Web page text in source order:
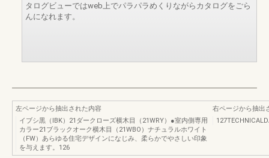
タログビューではweb上でパラパラめくりながらカタログをごら
んになれます。
左ページから抽出された内容
イブシ黒（IBK）21ダークローズ横木目（21WRY）●室内側専用
カラー21ブラックオーク横木目（21WBO）ナチュラルホワイト
（FW）あらゆる住宅デザインになじみ、柔らかでやさしい印象
を与えます。126
右ページから抽出